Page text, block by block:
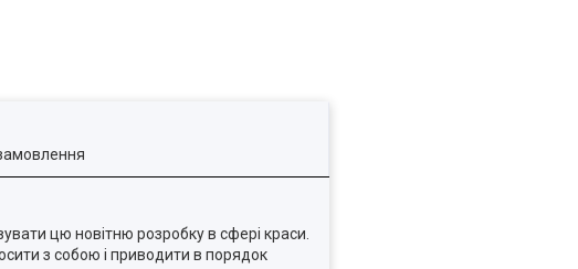
цю новітню розробку в сфері краси.
з собою і приводити в порядок